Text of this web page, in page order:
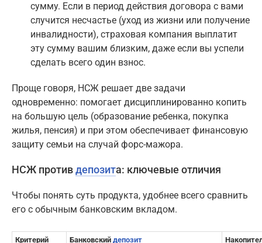
сумму. Если в период действия договора с вами
случится несчастье (уход из жизни или получение
инвалидности), страховая компания выплатит
эту сумму вашим близким, даже если вы успели
сделать всего один взнос.
Проще говоря, НСЖ решает две задачи
одновременно: помогает дисциплинированно копить
на большую цель (образование ребенка, покупка
жилья, пенсия) и при этом обеспечивает финансовую
защиту семьи на случай форс-мажора.
НСЖ против депозита: ключевые отличия
Чтобы понять суть продукта, удобнее всего сравнить
его с обычным банковским вкладом.
Критерий Банковский депозит